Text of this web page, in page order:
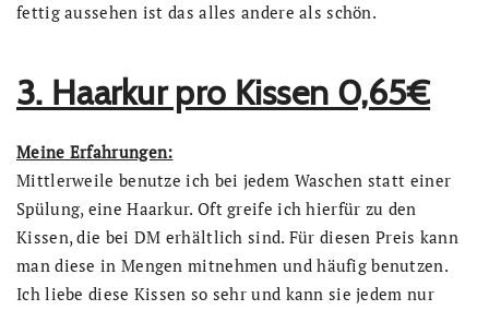
fettig aussehen ist das alles andere als schön.
3. Haarkur pro Kissen 0,65€
Meine Erfahrungen:
Mittlerweile benutze ich bei jedem Waschen statt einer
Spülung, eine Haarkur. Oft greife ich hierfür zu den
Kissen, die bei DM erhältlich sind. Für diesen Preis kann
man diese in Mengen mitnehmen und häufig benutzen.
Ich liebe diese Kissen so sehr und kann sie jedem nur